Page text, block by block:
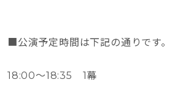
■公演予定時間は下記の通りです。
18:00～18:35 1幕